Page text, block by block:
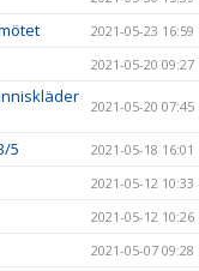
2021-05-23 16:59
2021-05-20 09:27
2021-05-20 07:45
5 2021-05-18 16:01
2021-05-12 10:33
2021-05-12 10:26
2021-05-07 09:28